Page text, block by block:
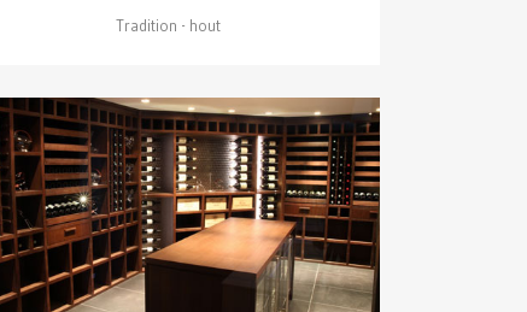
Tradition - hout
DETAILS ZIEN